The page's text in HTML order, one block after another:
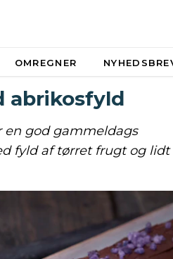
OMREGNER
abrikosfyld
en god gammeldags
fyld af tørret frugt og lidt